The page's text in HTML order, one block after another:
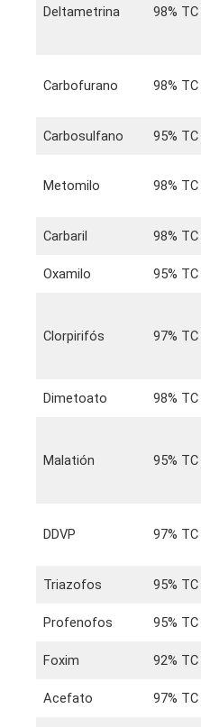
Deltametrina 98% TC
Carbofurano 98% TC
Carbosulfano 95% TC
Metomilo 98% TC
Carbaril 98% TC
Oxamilo 95% TC
Clorpirifós 97% TC
Dimetoato 98% TC
Malatión 95% TC
DDVP 97% TC
Triazofos 95% TC
Profenofos 95% TC
Foxim 92% TC
Acefato 97% TC